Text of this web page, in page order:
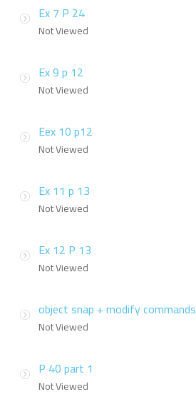
Ex 7 P 24
Not Viewed
Ex 9 p 12
Not Viewed
Eex 10 p12
Not Viewed
Ex 11 p 13
Not Viewed
Ex 12 P 13
Not Viewed
object snap + modify commands
Not Viewed
P 40 part 1
Not Viewed